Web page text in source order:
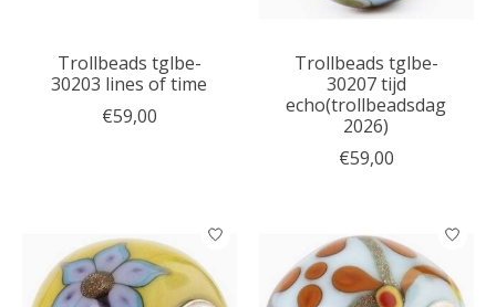
Trollbeads tglbe-
30203 lines of time
€59,00
Trollbeads tglbe-
30207 tijd
echo(trollbeadsdag
2026)
€59,00